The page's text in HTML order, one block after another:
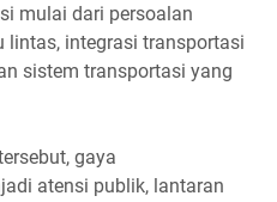
mulai dari persoalan
lintas, integrasi transportasi
sistem transportasi yang
gaya
atensi publik, lantaran